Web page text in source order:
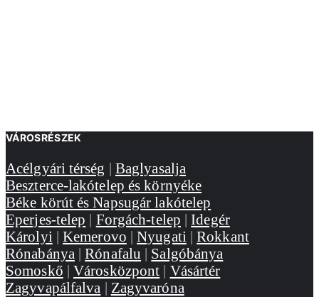
VÁROSRÉSZEK
Acélgyári térség | Baglyasalja
Beszterce-lakótelep és környéke
Béke körút és Napsugár lakótelep
Eperjes-telep | Forgách-telep |Idegér
Károlyi |Kemerovo |Nyugati |Rokkant
Rónabánya |Rónafalu | Salgóbánya
Somoskő |Városközpont | Vásártér
Zagyvapálfalva | Zagyvaróna